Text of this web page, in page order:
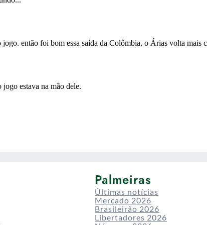
Palmeiras
Últimas notícias
Mercado 2026
Brasileirão 2026
Libertadores 2026